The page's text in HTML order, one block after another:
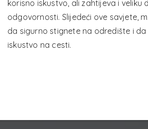
korisno iskustvo, ali zahtijeva i veliku
odgovornosti. Slijedeći ove savjete,
da sigurno stignete na odredište i
iskustvo na cesti.